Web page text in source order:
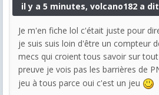
il y a 5 minutes, volcano182 a
Je m'en fiche lol c'était juste pour
je suis suis loin d'être un compteur
mecs qui croient tous savoir sur
preuve je vois pas les barrières de
jeu à tous parce oui c'est un jeu